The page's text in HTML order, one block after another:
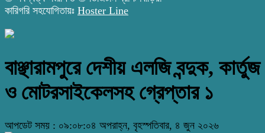
কারিগরি সহযোগিতায়ঃ Hoster Line
বাঞ্ছারামপুরে দেশীয় এলজি বন্দুক, কার্তুজ
ও মোটরসাইকেলসহ গ্রেপ্তার ১
আপডেট সময় : ০৯:০৮:০৪ অপরাহ্ন, বৃহস্পতিবার, ৪ জুন ২০২৬